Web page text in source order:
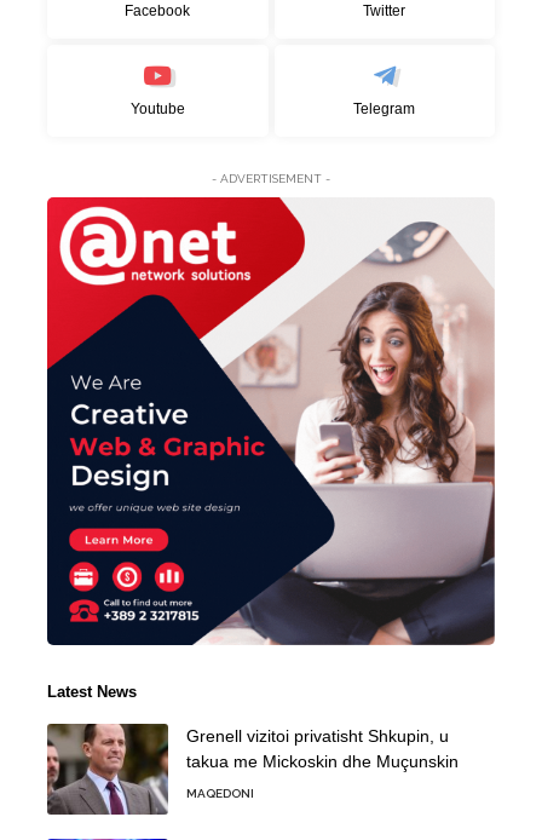
Facebook Twitter
Youtube Telegram
- ADVERTISEMENT -
Latest News
Grenell vizitoi privatisht Shkupin, u
takua me Mickoskin dhe Muçunskin
MAQEDONI